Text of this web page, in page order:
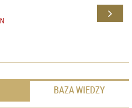
BAZA WIEDZY